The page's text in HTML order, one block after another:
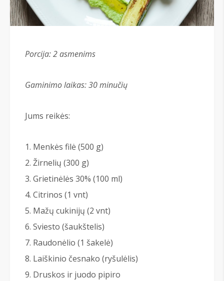
Porcija: 2 asmenims
Gaminimo laikas: 30 minučių
Jums reikės:
Menkės filė (500 g)
Žirnelių (300 g)
Grietinėlės 30% (100 ml)
Citrinos (1 vnt)
Mažų cukinijų (2 vnt)
Sviesto (šaukštelis)
Raudonėlio (1 šakelė)
Laiškinio česnako (ryšulėlis)
Druskos ir juodo pipiro